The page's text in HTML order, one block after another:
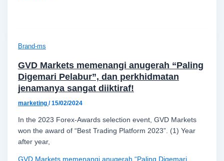
Brand-ms
GVD Markets memenangi anugerah “Paling
Digemari Pelabur”, dan perkhidmatan
jenamanya sangat diiktiraf!
marketing /15/02/2024
In the 2023 Forex-Awards selection event, GVD Markets
won the award of “Best Trading Platform 2023”. (1) Year
after year,
GVD Markets memenangi anugerah “Paling Digemari